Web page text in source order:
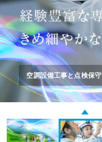
空調設備工事と点検保守